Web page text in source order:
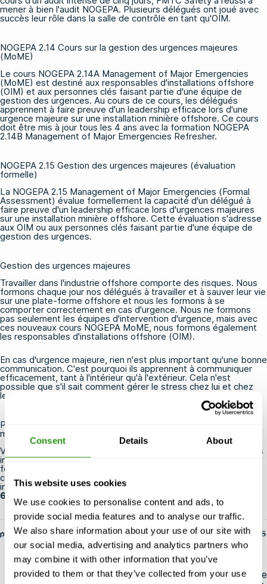
Consent Details About
This website uses cookies
We use cookies to personalise content and ads, to
provide social media features and to analyse our traffic.
We also share information about your use of our site with
our social media, advertising and analytics partners who
may combine it with other information that you’ve
provided to them or that they’ve collected from your use
mener à bien l'audit NOGEPA. Plusieurs délégués ont joué avec
succès leur rôle dans la salle de contrôle en tant qu'OIM.
NOGEPA 2.14 Cours sur la gestion des urgences majeures
(MoME)
Le cours NOGEPA 2.14A Management of Major Emergencies
(MoME) est destiné aux responsables d'installations offshore
(OIM) et aux personnes clés faisant partie d'une équipe de
gestion des urgences. Au cours de ce cours, les délégués
apprennent à faire preuve d'un leadership efficace lors d'une
urgence majeure sur une installation minière offshore. Ce cours
doit être mis à jour tous les 4 ans avec la formation NOGEPA
2.14B Management of Major Emergencies Refresher.
NOGEPA 2.15 Gestion des urgences majeures (évaluation
formelle)
La NOGEPA 2.15 Management of Major Emergencies (Formal
Assessment) évalue formellement la capacité d'un délégué à
faire preuve d'un leadership efficace lors d'urgences majeures
sur une installation minière offshore. Cette évaluation s'adresse
aux OIM ou aux personnes clés faisant partie d'une équipe de
gestion des urgences.
Gestion des urgences majeures
Travailler dans l'industrie offshore comporte des risques. Nous
formons chaque jour nos délégués à travailler et à sauver leur vie
sur une plate-forme offshore et nous les formons à se
comporter correctement en cas d'urgence. Nous ne formons
pas seulement les équipes d'intervention d'urgence, mais avec
ces nouveaux cours NOGEPA MoME, nous formons également
les responsables d'installations offshore (OIM).
En cas d'urgence majeure, rien n'est plus important qu'une bonne
communication. C'est pourquoi ils apprennent à communiquer
efficacement, tant à l'intérieur qu'à l'extérieur. Cela n'est
possible que s'il sait comment gérer le stress chez lui et chez
les autres.
Plus d'informations sur nos cours de gestion des urgences
majeures (MoME)
Vous souhaitez obtenir plus d'informations sur les cours ou vous
inscrire à l'un de ces cours ? Ou souhaitez-vous organiser une
formation basée sur un scénario NOGEPA dans le cadre de ces
cours ? N'hésitez pas à nous contacter à l'adresse
info@fmtcsafety.comou à nous appeler au
61
par fs-admin 14 mai 2025
Partager cet article